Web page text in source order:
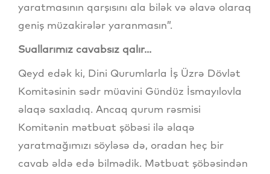
yaratmasının qarşısını ala bilək və əlavə olaraq
geniş müzakirələr yaranmasın”.
Suallarımız cavabsız qalır...
Qeyd edək ki, Dini Qurumlarla İş Üzrə Dövlət
Komitəsinin sədr müavini Gündüz İsmayılovla
əlaqə saxladıq. Ancaq qurum rəsmisi
Komitənin mətbuat şöbəsi ilə əlaqə
yaratmağımızı söyləsə də, oradan heç bir
cavab əldə edə bilmədik. Mətbuat şöbəsindən